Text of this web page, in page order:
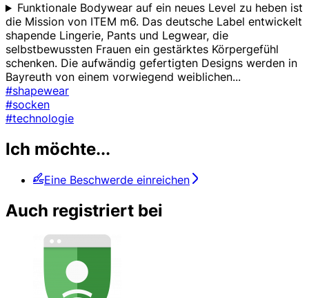
Funktionale Bodywear auf ein neues Level zu heben ist
die Mission von ITEM m6. Das deutsche Label entwickelt
shapende Lingerie, Pants und Legwear, die
selbstbewussten Frauen ein gestärktes Körpergefühl
schenken. Die aufwändig gefertigten Designs werden in
Bayreuth von einem vorwiegend weiblichen...
#shapewear
#socken
#technologie
Ich möchte...
Eine Beschwerde einreichen
Auch registriert bei